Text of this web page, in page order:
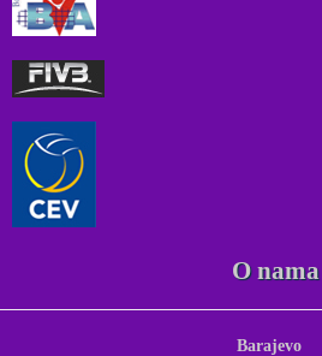
O nama
Barajevo